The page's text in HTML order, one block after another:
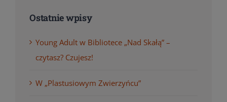
Ostatnie wpisy
Young Adult w Bibliotece „Nad Skałą” –
czytasz? Czujesz!
W „Plastusiowym Zwierzyńcu”